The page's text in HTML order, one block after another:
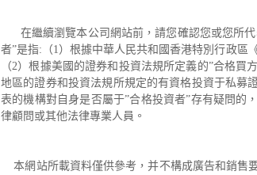
在繼續瀏覽本公司網站前，請您確認您或您所代
者”是指:（1）根據中華人民共和國香港特別行政區
（2）根據美國的證券和投資法規所定義的”合格買
地區的證券和投資法規所規定的有資格投資于私募
表的機構對自身是否屬于”合格投資者”存有疑問的
律顧問或其他法律專業人員。
本網站所載資料僅供參考，并不構成廣告和銷售